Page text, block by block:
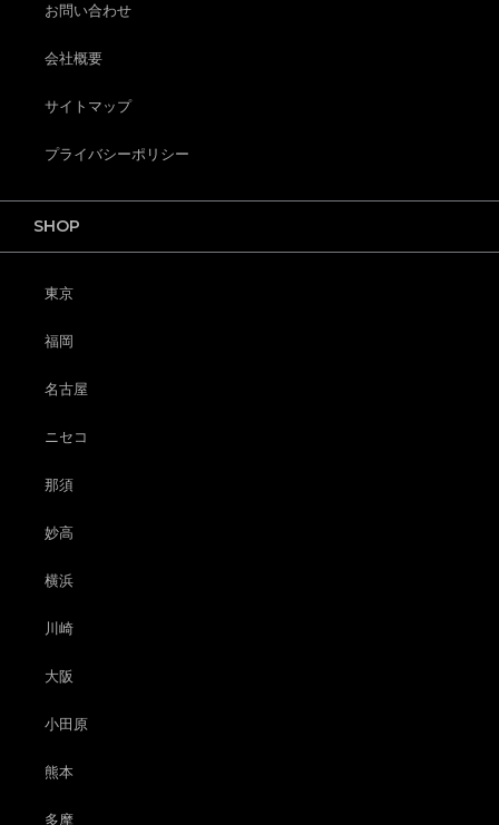
お問い合わせ
会社概要
サイトマップ
プライバシーポリシー
SHOP
東京
福岡
名古屋
ニセコ
那須
妙高
横浜
川崎
大阪
小田原
熊本
多摩